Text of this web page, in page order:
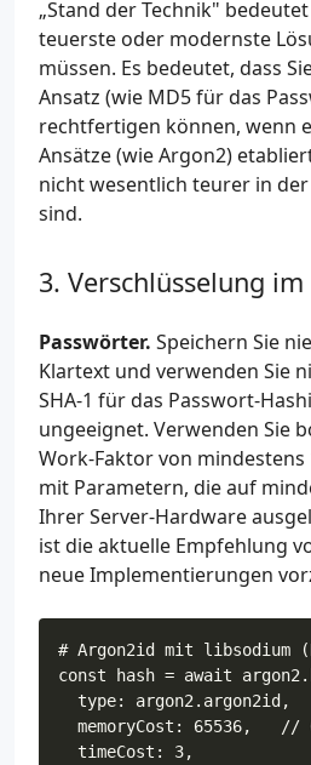
„Stand der Technik"
teuerste oder modernste
müssen. Es bedeutet, dass
Ansatz (wie MD5 für das
rechtfertigen können, wenn
Ansätze (wie Argon2)
nicht wesentlich teurer in
sind.
Verschlüsselung
Passwörter. Speichern Sie
Klartext und verwenden Sie
SHA-1 für das Passwort-
ungeeignet. Verwenden Sie
Work-Faktor von
mit Parametern, die auf
Ihrer Server-Hardware
ist die aktuelle Empfehlung
neue Implementierungen